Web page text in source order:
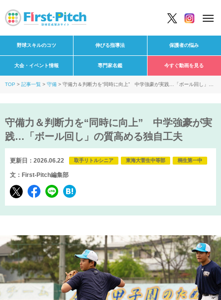
野球スキルのコツ 伸びる指導法 保護者の悩み
大会・イベント情報 専門家名鑑 今すぐ動画を見る
TOP 記事一覧 守備
守備力＆判断力を“同時に向上” 中学強豪が実践…「ボール回し」の
守備力＆判断力を“同時に向上” 中学強豪が実
践…「ボール回し」の質高める独自工夫
更新日：2026.06.22 取手リトルシニア 東海大菅生中等部 桐生第一中
文：First-Pitch編集部